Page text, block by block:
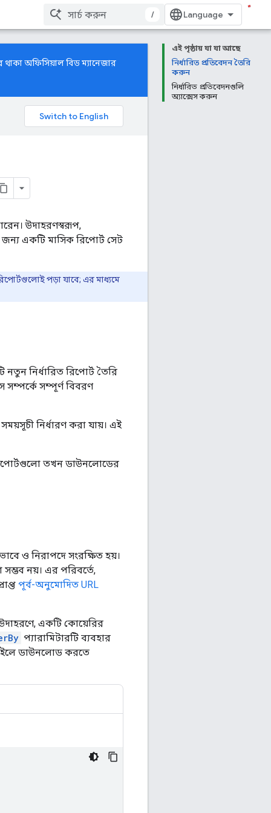
/
এই পৃষ্ঠায় যা যা আছে
নির্ধারিত প্রতিবেদন তৈরি
করুন
নির্ধারিত প্রতিবেদনগুলি
অ্যাক্সেস করুন
থাকা অফিসিয়াল বিড ম্যানেজার
উদাহরণস্বরূপ,
একটি মাসিক রিপোর্ট সেট
পড়া যাবে; এর মাধ্যমে
নির্ধারিত রিপোর্ট তৈরি
সম্পর্কে সম্পূর্ণ বিবরণ
নির্ধারণ করা যায়। এই
তখন ডাউনলোডের
ও নিরাপদে সংরক্ষিত হয়।
নয়। এর পরিবর্তে,
পূর্ব-অনুমোদিত URL
একটি কোয়েরির
প্যারামিটারটি ব্যবহার
ডাউনলোড করতে